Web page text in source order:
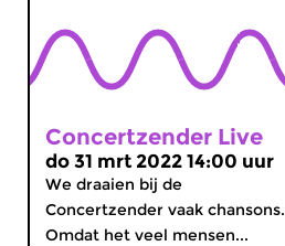
Concertzender Live
do 31 mrt 2022 14:00 uur
We draaien bij de
Concertzender vaak chansons.
Omdat het veel mensen...